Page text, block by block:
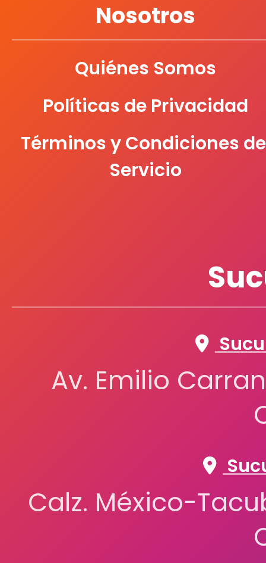
Nosotros
Quiénes Somos
Políticas de Privacidad
Términos y Condiciones
Servicio
Av. Emilio
Calz. México-